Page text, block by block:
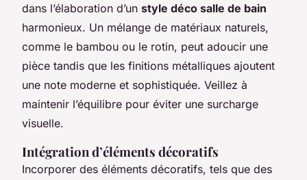
dans l’élaboration d’un style déco salle de bain
harmonieux. Un mélange de matériaux naturels,
comme le bambou ou le rotin, peut adoucir une
pièce tandis que les finitions métalliques ajoutent
une note moderne et sophistiquée. Veillez à
maintenir l’équilibre pour éviter une surcharge
visuelle.
Intégration d’éléments décoratifs
Incorporer des éléments décoratifs, tels que des